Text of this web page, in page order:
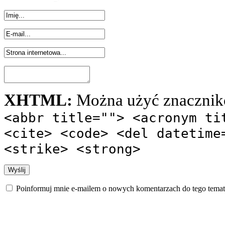
XHTML: Można użyć
<abbr title=""> <acronym
<cite> <code> <del
<strike> <strong>
Poinformuj mnie e-mailem o nowych komentarzach do tego